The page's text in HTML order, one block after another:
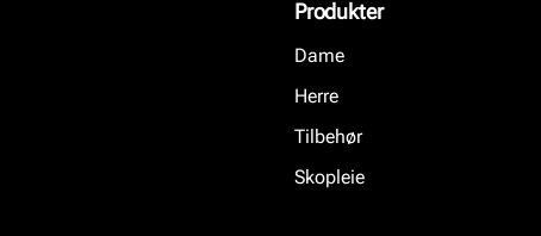
Produkter
Dame
Herre
Tilbehør
Skopleie